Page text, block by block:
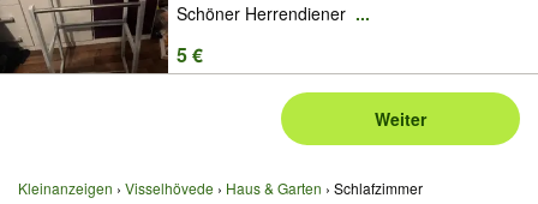
Schöner Herrendiener ...
5 €
Weiter
Kleinanzeigen Visselhövede Haus & Garten Schlafzimmer